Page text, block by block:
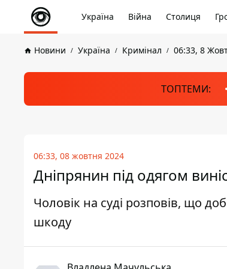
Україна Війна Столиця
Новини Україна Кримінал 06:33, 8
ТОПТЕМИ:
06:33, 08 жовтня 2024
Дніпрянин під одягом
Чоловік на суді розповів, що
шкоду